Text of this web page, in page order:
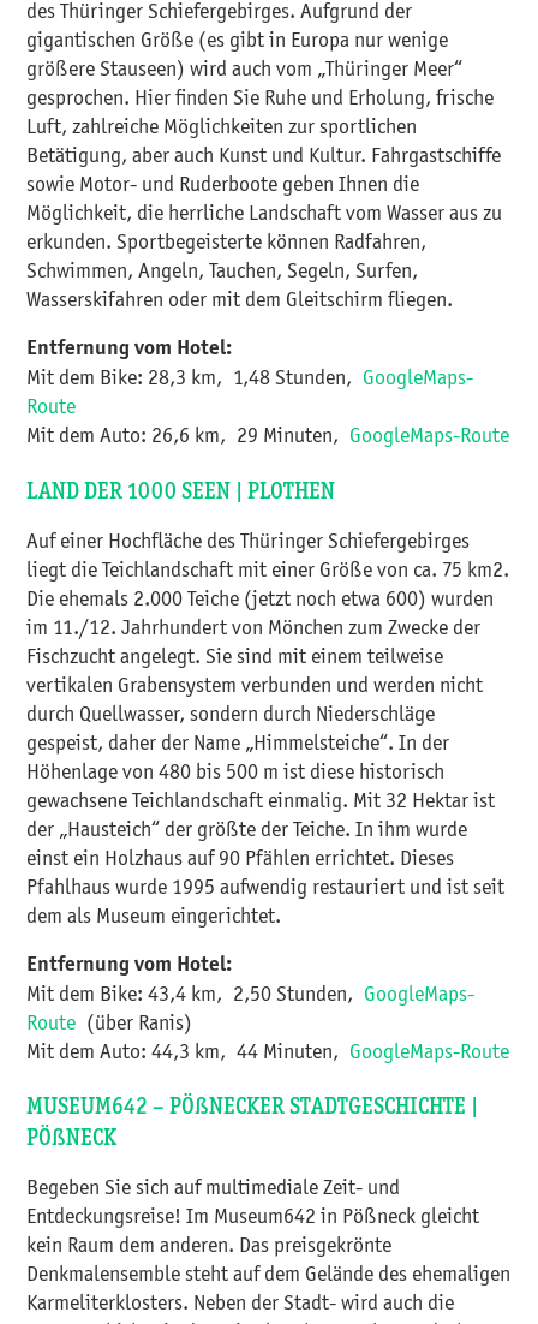
des Thüringer Schiefergebirges. Aufgrund der
gigantischen Größe (es gibt in Europa nur wenige
größere Stauseen) wird auch vom „Thüringer Meer“
gesprochen. Hier finden Sie Ruhe und Erholung, frische
Luft, zahlreiche Möglichkeiten zur sportlichen
Betätigung, aber auch Kunst und Kultur. Fahrgastschiffe
sowie Motor- und Ruderboote geben Ihnen die
Möglichkeit, die herrliche Landschaft vom Wasser aus zu
erkunden. Sportbegeisterte können Radfahren,
Schwimmen, Angeln, Tauchen, Segeln, Surfen,
Wasserskifahren oder mit dem Gleitschirm fliegen.
Entfernung vom Hotel:
Mit dem Bike: 28,3 km, 1,48 Stunden, GoogleMaps-
Route
Mit dem Auto: 26,6 km, 29 Minuten, GoogleMaps-Route
LAND DER 1000 SEEN | PLOTHEN
Auf einer Hochfläche des Thüringer Schiefergebirges
liegt die Teichlandschaft mit einer Größe von ca. 75 km2.
Die ehemals 2.000 Teiche (jetzt noch etwa 600) wurden
im 11./12. Jahrhundert von Mönchen zum Zwecke der
Fischzucht angelegt. Sie sind mit einem teilweise
vertikalen Grabensystem verbunden und werden nicht
durch Quellwasser, sondern durch Niederschläge
gespeist, daher der Name „Himmelsteiche“. In der
Höhenlage von 480 bis 500 m ist diese historisch
gewachsene Teichlandschaft einmalig. Mit 32 Hektar ist
der „Hausteich“ der größte der Teiche. In ihm wurde
einst ein Holzhaus auf 90 Pfählen errichtet. Dieses
Pfahlhaus wurde 1995 aufwendig restauriert und ist seit
dem als Museum eingerichtet.
Entfernung vom Hotel:
Mit dem Bike: 43,4 km, 2,50 Stunden, GoogleMaps-
Route (über Ranis)
Mit dem Auto: 44,3 km, 44 Minuten, GoogleMaps-Route
MUSEUM642 – PÖßNECKER STADTGESCHICHTE |
PÖßNECK
Begeben Sie sich auf multimediale Zeit- und
Entdeckungsreise! Im Museum642 in Pößneck gleicht
kein Raum dem anderen. Das preisgekrönte
Denkmalensemble steht auf dem Gelände des ehemaligen
Karmeliterklosters. Neben der Stadt- wird auch die